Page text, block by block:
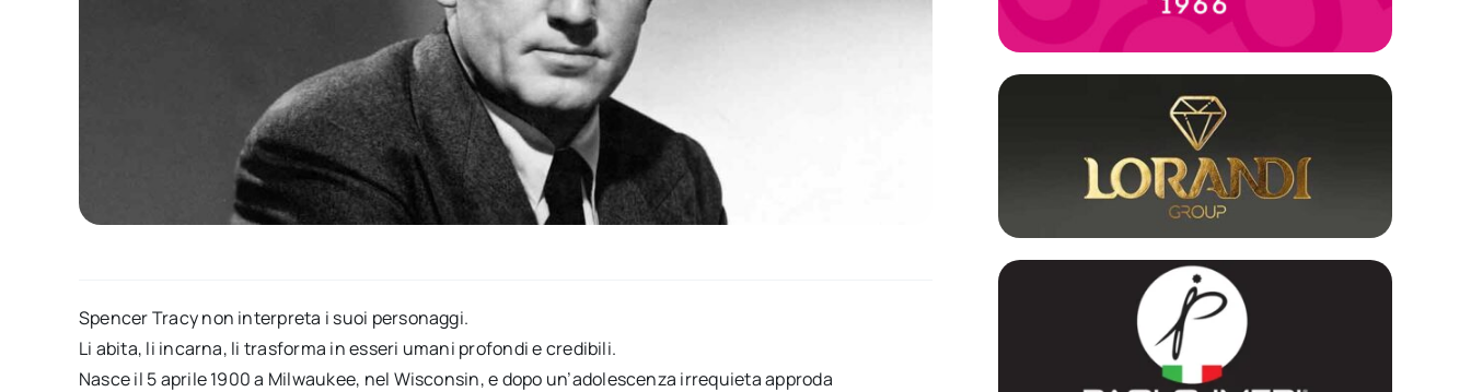
Spencer Tracy non interpreta i suoi personaggi.
Li abita, li incarna, li trasforma in esseri umani profondi e credibili.
Nasce il 5 aprile 1900 a Milwaukee, nel Wisconsin, e dopo un’adolescenza irrequieta approda